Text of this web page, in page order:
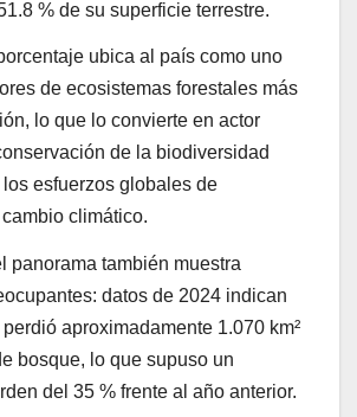
% de su superficie terrestre.
ubica al país como uno
de ecosistemas forestales más
lo que lo convierte en actor
de la biodiversidad
esfuerzos globales de
climático.
panorama también muestra
datos de 2024 indican
aproximadamente 1.070 km²
bosque, lo que supuso un
del 35 % frente al año anterior.